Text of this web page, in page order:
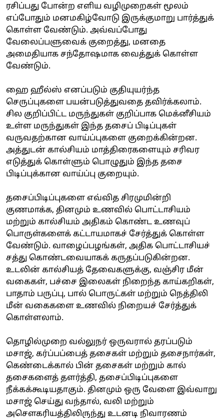
ரசிப்பது போன்ற எளிய வழிமுறைகள் மூலம்
எப்போதும் மனமகிழ்வோடு இருக்குமாறு பார்த்துக்
கொள்ள வேண்டும். அவ்வப்போது
வேலைப்பளுவைக் குறைத்து, மனதை
அமைதியாக சந்தோஷமாக வைத்துக் கொள்ள
வேண்டும்.
ஹை ஹீல்ஸ் எனப்படும் குதியுயர்ந்த
செருப்புகளை பயன்படுத்துவதை தவிர்க்கலாம்.
சில குறிப்பிட்ட மருந்துகள் குறிப்பாக மெக்னீசியம்
உள்ள மருந்துகள் இந்த தசைப் பிடிப்புகள்
வருவதற்கான வாய்ப்புகளை குறைக்கின்றன.
அத்துடன் கால்சியம் மாத்திரைகளையும் சரிவர
எடுத்துக் கொள்ளும் பொழுதும் இந்த தசை
பிடிப்புக்கான வாய்ப்பு குறையும்.
தசைப்பிடிப்புகளை எவ்வித சிரமுமின்றி
குணமாக்க, தினமும் உணவில் பொட்டாசியம்
மற்றும் கால்சியம் அதிகம் கொண்ட உணவுப்
பொருள்களைக் கட்டாயமாகச் சேர்த்துக் கொள்ள
வேண்டும். வாழைப்பழங்கள், அதிக பொட்டாசியச்
சத்து கொண்டவையாகக் கருதப்படுகின்றன.
உடலின் கால்சியத் தேவைகளுக்கு, வஞ்சிர மீன்
வகைகள், பச்சை இலைகள் நிறைந்த காய்கறிகள்,
பாதாம் பருப்பு, பால் பொருட்கள் மற்றும் நெத்திலி
மீன் வகைகளை உணவில் நிறையச் சேர்த்துக்
கொள்ளலாம்.
தொழில்முறை வல்லுநர் ஒருவரால் தரப்படும்
மசாஜ், கர்ப்பப்பைத் தசைகள் மற்றும் தசைநார்கள்,
கெண்டைக்கால் பின் தசைகள் மற்றும் கால்
தசைகளைத் தளர்த்தி, தசைப்பிடிப்புகளை
நீக்கக்கூடியதாகும். தினமும் ஒரு வேளை இவ்வாறு
மசாஜ் செய்து வந்தால், வலி மற்றும்
அசௌகரியத்திலிருந்து உடனடி நிவாரணம்